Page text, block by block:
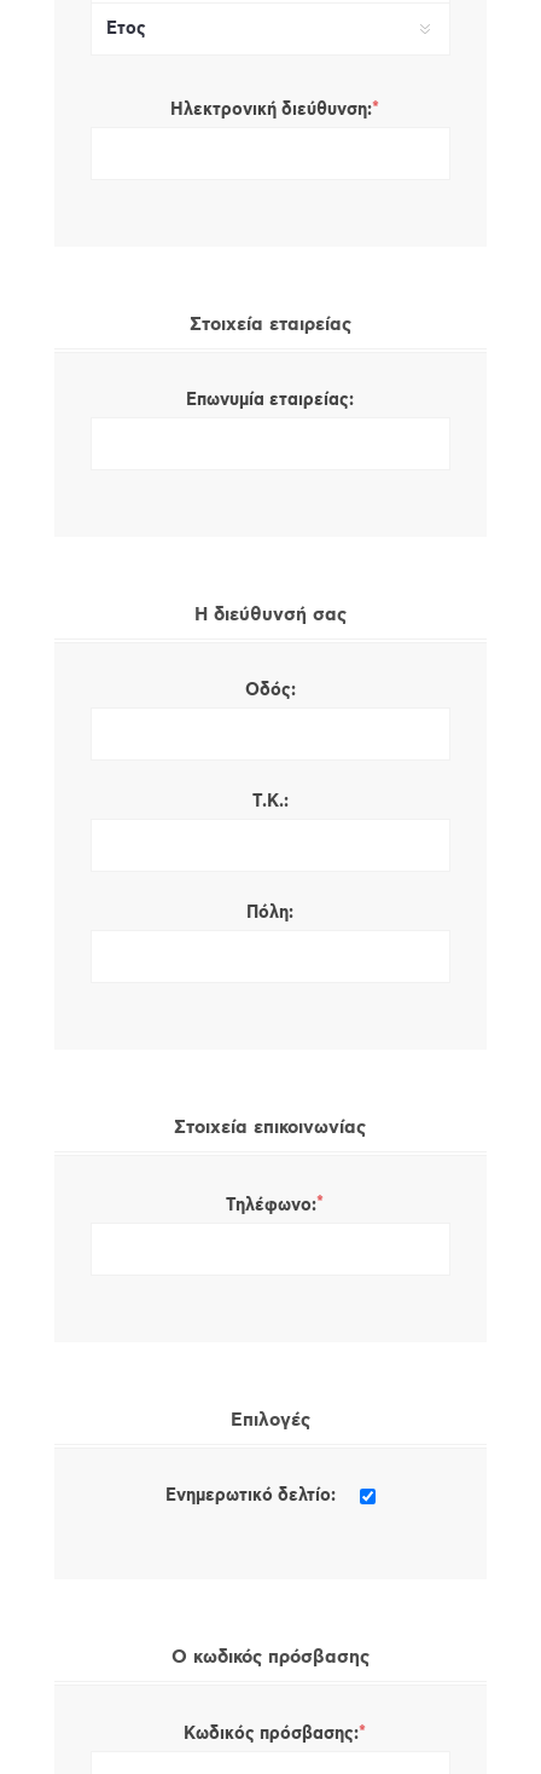
Ηλεκτρονική διεύθυνση:*
Στοιχεία εταιρείας
Επωνυμία εταιρείας:
Η διεύθυνσή σας
Οδός:
Τ.Κ.:
Πόλη:
Στοιχεία επικοινωνίας
Τηλέφωνο:*
Επιλογές
Ενημερωτικό δελτίο:
Ο κωδικός πρόσβασης
Κωδικός πρόσβασης:*